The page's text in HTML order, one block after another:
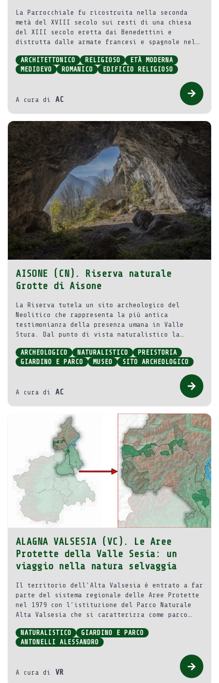
La Parrocchiale fu ricostruita nella seconda
metà del XVIII secolo sui resti di una chiesa
del XIII secolo eretta dai Benedettini e
distrutta dalle armate francesi e spagnole nel
ARCHITETTONICO
RELIGIOSO
ETÀ MODERNA
MEDIOEVO
ROMANICO EDIFICIO RELIGIOSO
A cura di AC
AISONE (CN). Riserva naturale
Grotte di Aisone
La Riserva tutela un sito archeologico del
Neolitico che rappresenta la più antica
testimonianza della presenza umana in Valle
Stura. Dal punto di vista naturalistico la
flora e l’avifauna che si possono osservare
percorrendo un sentiero naturalistico
ARCHEOLOGICO NATURALISTICO
PREISTORIA
GIARDINO E PARCO
MUSEO SITO ARCHEOLOGICO
A cura di AC
ALAGNA VALSESIA (VC). Le Aree
Protette della Valle Sesia: un
viaggio nella natura selvaggia
Il territorio dell’Alta Valsesia è entrato a far
parte del sistema regionale delle Aree Protette
nel 1979 con l’istituzione del Parco Naturale
Alta Valsesia che si caratterizza come parco
NATURALISTICO
GIARDINO E PARCO
ANTONELLI ALESSANDRO
A cura di VR